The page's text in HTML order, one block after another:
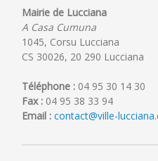
PLU
:
de
concertation
Mairie de Lucciana
A Casa Cumuna
1045, Corsu Lucciana
CS 30026, 20 290 Lucciana
Téléphone : 04 95 30 14 30
Fax : 04 95 38 33 94
Email : contact@ville-